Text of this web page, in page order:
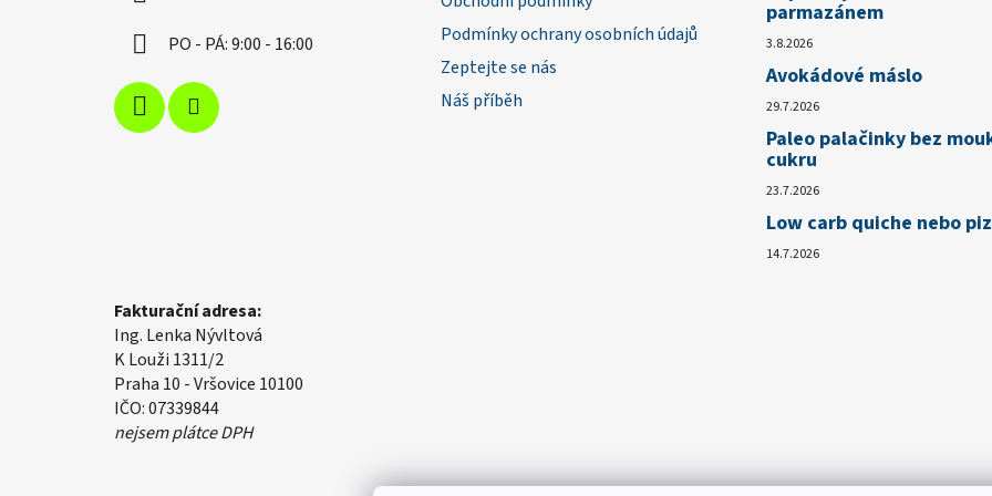
PO - PÁ: 9:00 - 16:00
Podmínky ochrany osobních údajů
Zeptejte se nás
Náš příběh
parmazánem
3.8.2026
Avokádové máslo
29.7.2026
Paleo palačinky bez
cukru
23.7.2026
Low carb quiche nebo
14.7.2026
Fakturační adresa:
Ing. Lenka Nývltová
K Louži 1311/2
Praha 10 - Vršovice 10100
IČO: 07339844
nejsem plátce DPH